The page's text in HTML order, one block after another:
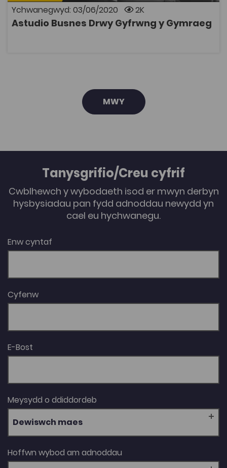
Ychwanegwyd: 03/06/2020 2K
Astudio Busnes Drwy Gyfrwng y Gymraeg
MWY
Tanysgrifio/Creu cyfrif
Cwblhewch y wybodaeth isod er mwyn derbyn
hysbysiadau pan fydd adnoddau newydd yn
cael eu hychwanegu.
Enw cyntaf
Cyfenw
E-Bost
Meysydd o ddiddordeb
Dewiswch maes
Hoffwn wybod am adnoddau